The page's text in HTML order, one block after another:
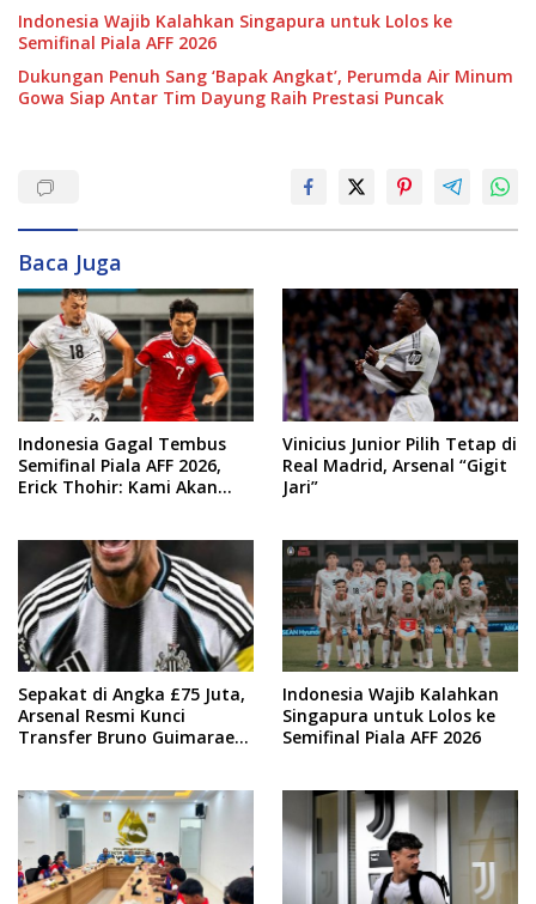
Indonesia Wajib Kalahkan Singapura untuk Lolos ke
Semifinal Piala AFF 2026
Dukungan Penuh Sang ‘Bapak Angkat’, Perumda Air Minum
Gowa Siap Antar Tim Dayung Raih Prestasi Puncak
Baca Juga
Indonesia Gagal Tembus
Semifinal Piala AFF 2026,
Erick Thohir: Kami Akan
Vinicius Junior Pilih Tetap di
Real Madrid, Arsenal “Gigit
Jari”
Sepakat di Angka £75 Juta,
Arsenal Resmi Kunci
Transfer Bruno Guimaraes
Indonesia Wajib Kalahkan
Singapura untuk Lolos ke
Semifinal Piala AFF 2026